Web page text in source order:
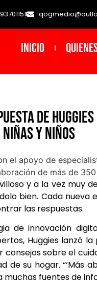
INICIO
de
y niños
y a la vez muy
bien. Cada
las respuestas.
de innovación
Huggies lanzó la
sobre el
de su hogar. “‘Más
fuentes de